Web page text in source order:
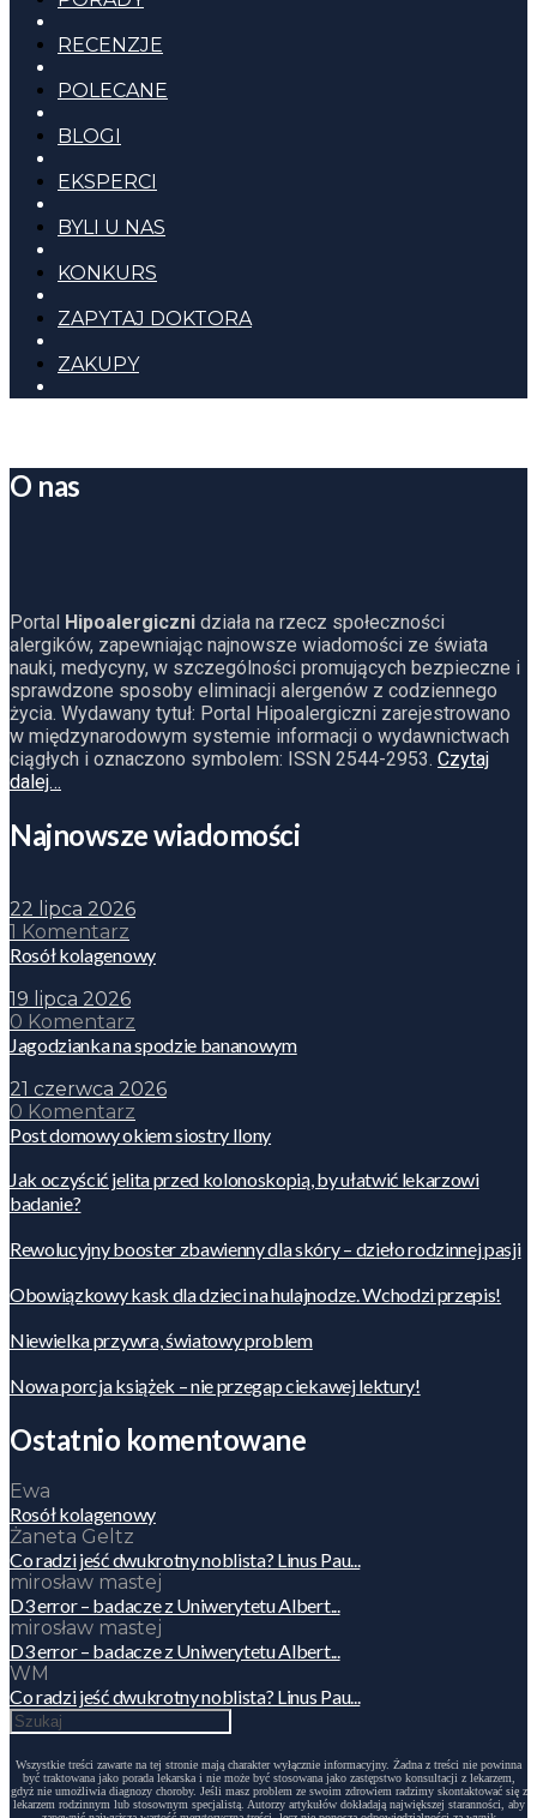
RECENZJE
POLECANE
BLOGI
EKSPERCI
BYLI U NAS
KONKURS
ZAPYTAJ DOKTORA
ZAKUPY
O nas
Portal Hipoalergiczni działa na rzecz społeczności
alergików, zapewniając najnowsze wiadomości ze świata
nauki, medycyny, w szczególności promujących bezpieczne i
sprawdzone sposoby eliminacji alergenów z codziennego
życia. Wydawany tytuł: Portal Hipoalergiczni zarejestrowano
w międzynarodowym systemie informacji o wydawnictwach
ciągłych i oznaczono symbolem: ISSN 2544-2953. Czytaj
dalej…
Najnowsze wiadomości
22 lipca 2026
1 Komentarz
Rosół kolagenowy
19 lipca 2026
0 Komentarz
Jagodzianka na spodzie bananowym
21 czerwca 2026
0 Komentarz
Post domowy okiem siostry Ilony
Jak oczyścić jelita przed kolonoskopią, by ułatwić lekarzowi
badanie?
Rewolucyjny booster zbawienny dla skóry – dzieło rodzinnej pasji
Obowiązkowy kask dla dzieci na hulajnodze. Wchodzi przepis!
Niewielka przywra, światowy problem
Nowa porcja książek – nie przegap ciekawej lektury!
Ostatnio komentowane
Ewa
Rosół kolagenowy
Żaneta Geltz
Co radzi jeść dwukrotny noblista? Linus Pau...
mirosław mastej
D3 error – badacze z Uniwerytetu Albert...
mirosław mastej
D3 error – badacze z Uniwerytetu Albert...
WM
Co radzi jeść dwukrotny noblista? Linus Pau...
Wszystkie treści zawarte na tej stronie mają charakter wyłącznie informacyjny. Żadna z treści nie powinna
być traktowana jako porada lekarska i nie może być stosowana jako zastępstwo konsultacji z lekarzem,
gdyż nie umożliwia diagnozy choroby. Jeśli masz problem ze swoim zdrowiem radzimy skontaktować się z
lekarzem rodzinnym lub stosownym specjalistą. Autorzy artykułów dokładają największej staranności, aby